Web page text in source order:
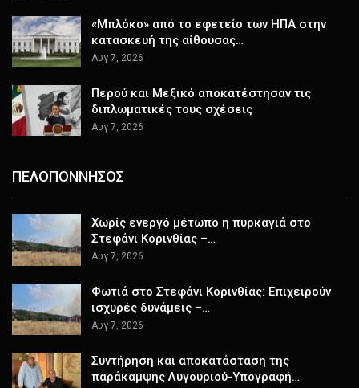
«Μπλόκο» από το εφετείο των ΗΠΑ στην
κατασκευή της αίθουσας…
Αυγ 7, 2026
Περού και Μεξικό αποκατέστησαν τις
διπλωματικές τους σχέσεις
Αυγ 7, 2026
ΠΕΛΟΠΟΝΝΗΣΟΣ
Χωρίς ενεργό μέτωπο η πυρκαγιά στο
Στεφάνι Κορινθίας –…
Αυγ 7, 2026
Φωτιά στο Στεφάνι Κορινθίας: Επιχειρούν
ισχυρές δυνάμεις –…
Αυγ 7, 2026
Συντήρηση και αποκατάσταση της
παράκαμψης Λυγουριού-Υπογραφή…